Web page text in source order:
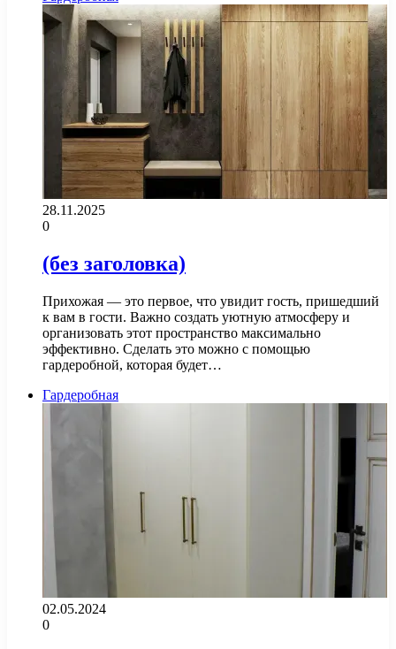
28.11.2025
0
(без заголовка)
Прихожая — это первое, что увидит гость, пришедший
к вам в гости. Важно создать уютную атмосферу и
организовать этот пространство максимально
эффективно. Сделать это можно с помощью
гардеробной, которая будет…
Гардеробная
02.05.2024
0